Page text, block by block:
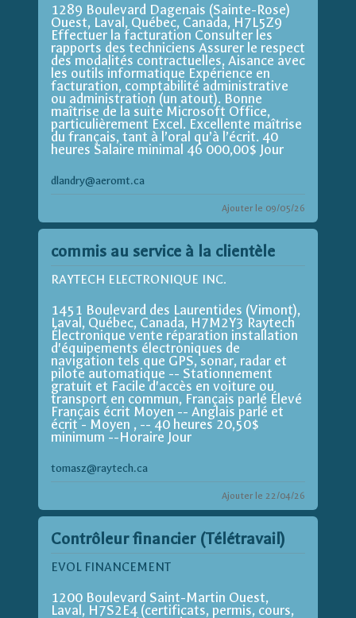
1289 Boulevard Dagenais (Sainte-Rose)
Ouest, Laval, Québec, Canada, H7L5Z9
Effectuer la facturation Consulter les
rapports des techniciens Assurer le respect
des modalités contractuelles, Aisance avec
les outils informatique Expérience en
facturation, comptabilité administrative
ou administration (un atout). Bonne
maîtrise de la suite Microsoft Office,
particulièrement Excel. Excellente maîtrise
du français, tant à l’oral qu’à l’écrit. 40
heures Salaire minimal 46 000,00$ Jour
dlandry@aeromt.ca
Ajouter le 09/05/26
commis au service à la clientèle
RAYTECH ELECTRONIQUE INC.
1451 Boulevard des Laurentides (Vimont),
Laval, Québec, Canada, H7M2Y3 Raytech
Électronique vente réparation installation
d'équipements électroniques de
navigation tels que GPS, sonar, radar et
pilote automatique -- Stationnement
gratuit et Facile d'accès en voiture ou
transport en commun, Français parlé Élevé
Français écrit Moyen -- Anglais parlé et
écrit - Moyen , -- 40 heures 20,50$
minimum --Horaire Jour
tomasz@raytech.ca
Ajouter le 22/04/26
Contrôleur financier (Télétravail)
EVOL FINANCEMENT
1200 Boulevard Saint-Martin Ouest,
Laval, H7S2E4 (certificats, permis, cours,